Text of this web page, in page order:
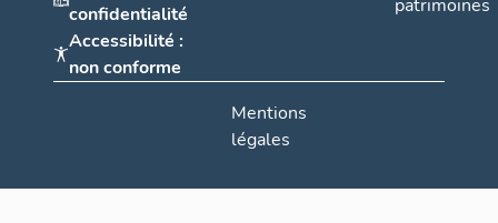
confidentialité
Accessibilité :
non conforme
patrimoines
Mentions
légales